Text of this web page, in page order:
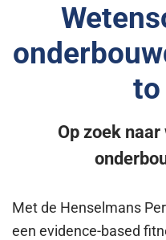
to
Op zoek
Met de Henselmans
een evidence-based